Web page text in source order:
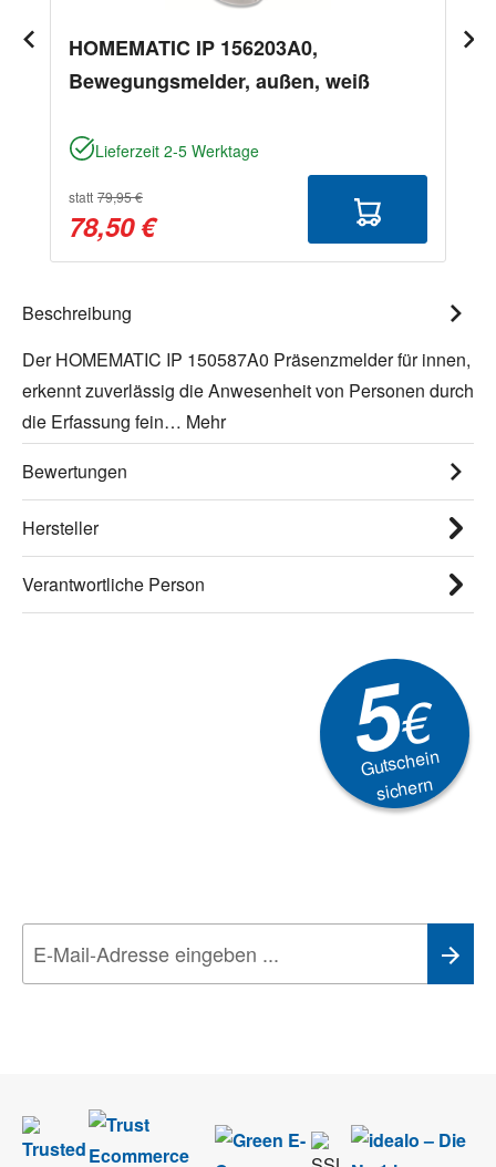
HOMEMATIC IP 156203A0,
Bewegungsmelder, außen, weiß
Lieferzeit 2-5 Werktage
statt 79,95 €
78,50 €
Beschreibung
Der HOMEMATIC IP 150587A0 Präsenzmelder für innen,
erkennt zuverlässig die Anwesenheit von Personen durch
die Erfassung fein… Mehr
Bewertungen
Hersteller
Verantwortliche Person
5€
Gutschein
sichern